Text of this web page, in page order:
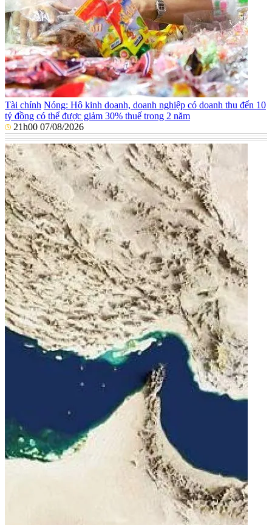
Tài chính Nóng: Hộ kinh doanh, doanh nghiệp có doanh thu đến 10
tỷ đồng có thể được giảm 30% thuế trong 2 năm
21h00 07/08/2026